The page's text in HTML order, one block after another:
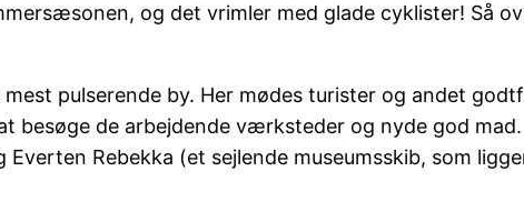
og det vrimler med glade cyklister! Så
pulserende by. Her mødes turister og andet
besøge de arbejdende værksteder og nyde god
Rebekka (et sejlende museumsskib, som